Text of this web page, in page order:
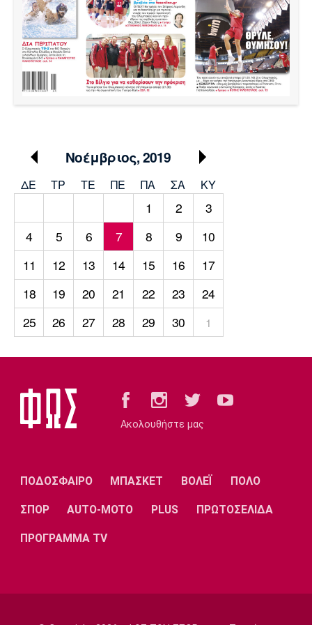
Πολιτισμός
Τραγούδια
Cine Spot
Running
Πρόγραμμα TV
Ιωνικός Κηφισιά Πανσερραϊκός
Μπαρτσελόνα
Ρεάλ
Μαδρίτης
Ατλέτικο
Μάντσεστερ
Τσέλσι Άρσεναλ
Λίβερπουλ
Μάντσεστερ
Σίτι
Γιουβέντους
Μίλαν Μπάγερν
Μπορούσια
Παρί Σεν
Μαρσέιγ
Νοέμβριος, 2019
ΔΕ ΤΡ TΕ ΠΕ ΠΑ ΣΑ ΚΥ
1 2
3
4
5 6 7 8 9
10
11
12 13 14 15 16
17
18
19 20 21 22 23
24
25
26 27 28 29 30 1
Ακολουθήστε μας
ΠΟΔΟΣΦΑΙΡΟ ΜΠΑΣΚΕΤ ΒΟΛΕΪ ΠΟΛΟ
ΣΠΟΡ AUTO-MOTO PLUS ΠΡΩΤΟΣΕΛΙΔΑ
ΠΡΟΓΡΑΜΜΑ TV